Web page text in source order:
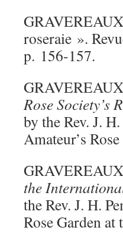
roseraie ».
p. 156-157.
Rose Society’s
by the Rev. J.
Amateur’s
the
the Rev. J. H.
Rose Garden